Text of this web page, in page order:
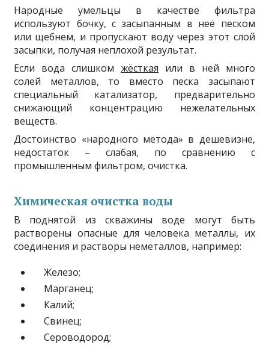
Народные умельцы в качестве фильтра
используют бочку, с засыпанным в неё песком
или щебнем, и пропускают воду через этот слой
засыпки, получая неплохой результат.
Если вода слишкомжёсткая или в ней много
солей металлов, то вместо песка засыпают
специальный катализатор, предварительно
снижающий концентрацию нежелательных
веществ.
Достоинство «народного метода» в дешевизне,
недостаток – слабая, по сравнению с
промышленным фильтром, очистка.
Химическая очистка воды
В поднятой из скважины воде могут быть
растворены опасные для человека металлы, их
соединения и растворы неметаллов, например:
Железо;
Марганец;
Калий;
Свинец;
Сероводород;